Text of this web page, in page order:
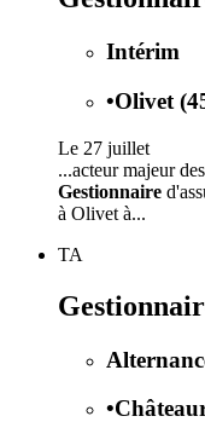
Intérim
•Olivet
Le 27 juillet
...acteur majeur
Gestionnaire
à Olivet à...
TA
•